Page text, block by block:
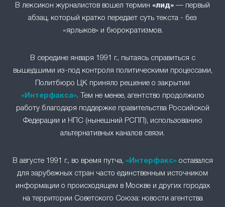
В лексикон журналистов вошел термин «лид» — первый
абзац, который кратко передает суть текста - без
«ярлыков» и бюрократизмов.
В середине января 1991 г., пытаясь справиться с
вышедшими из-под контроля политическими процессами,
Политбюро ЦК приняло решение о закрытии
«Интерфакса». Тем не менее, агентство продолжило
работу благодаря поддержке правительства Российской
Федерации и НПС (нынешний РСПП), использованию
альтернативных каналов связи.
В августе 1991 г., во время путча, «Интерфакс»оставался
для зарубежных стран часто единственным источником
информации о происходящем в Москве и других городах
на территории Советского Союза: новости агентства